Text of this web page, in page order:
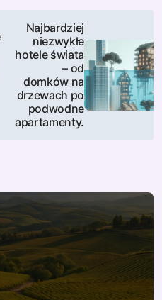
Najbardziej
niezwykłe
hotele świata
– od
domków na
drzewach po
podwodne
apartamenty.